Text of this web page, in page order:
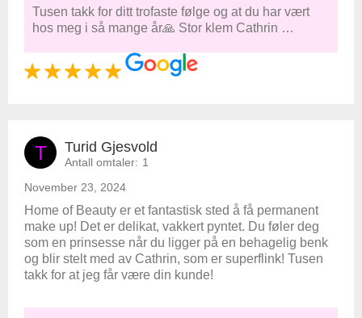
Tusen takk for ditt trofaste følge og at du har vært
hos meg i så mange år🙏 Stor klem Cathrin …
T Turid Gjesvold
Antall omtaler: 1
November 23, 2024
Home of Beauty er et fantastisk sted å få permanent
make up! Det er delikat, vakkert pyntet. Du føler deg
som en prinsesse når du ligger på en behagelig benk
og blir stelt med av Cathrin, som er superflink! Tusen
takk for at jeg får være din kunde!